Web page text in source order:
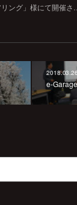
ング」様にて開催さ
e-